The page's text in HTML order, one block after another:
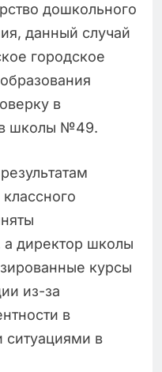
дошкольного
данный случай
городское
в
школы №49.
директор школы
курсы
из-за
в
в